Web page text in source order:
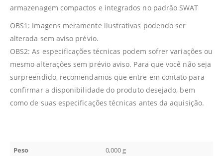
armazenagem compactos e integrados no padrão SWAT
OBS1: Imagens meramente ilustrativas podendo ser
alterada sem aviso prévio.
OBS2: As especificações técnicas podem sofrer variações ou
mesmo alterações sem prévio aviso. Para que você não seja
surpreendido, recomendamos que entre em contato para
confirmar a disponibilidade do produto desejado, bem
como de suas especificações técnicas antes da aquisição.
Peso
0,000 g